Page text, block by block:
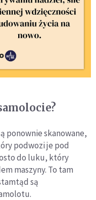
ponownie skanowane,
podwozi je pod
do luku, który
maszyny. To tam
są